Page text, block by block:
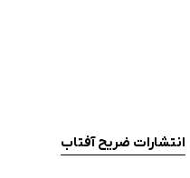
انتشارات ضریح آفتاب